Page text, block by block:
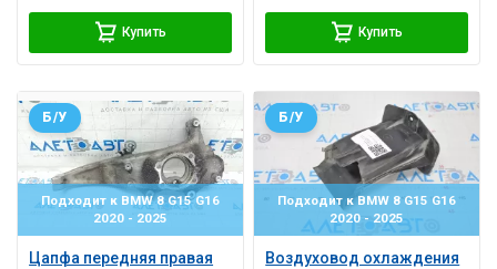
Купить Купить
Подходит к BMW 8 G15 G16
2020 - 2025
Цапфа передняя правая
Б/У
Подходит к BMW 8 G15 G16
2020 - 2025
Воздуховод охлаждения
Б/У